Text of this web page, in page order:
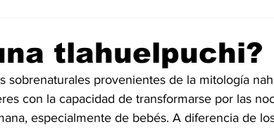
tlahuelpuchi?
sobrenaturales provenientes de la mitología
con la capacidad de transformarse por las
especialmente de bebés. A diferencia de